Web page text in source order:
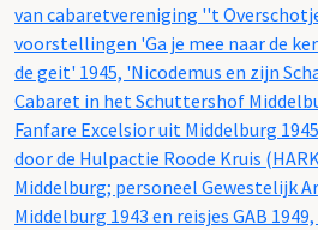
van cabaretvereniging ''t
voorstellingen 'Ga je mee naar de
de geit' 1945, 'Nicodemus en zijn
Cabaret in het Schuttershof
Fanfare Excelsior uit Middelburg
door de Hulpactie Roode Kruis
Middelburg; personeel Gewestelijk
Middelburg 1943 en reisjes GAB